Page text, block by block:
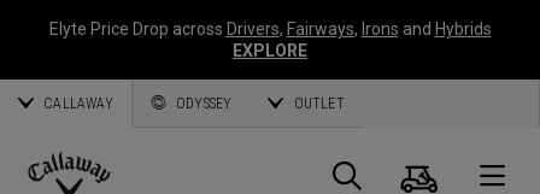
Elyte Price Drop across Drivers, Fairways, Irons and Hybrids
EXPLORE
CALLAWAY ODYSSEY OUTLET
Panier